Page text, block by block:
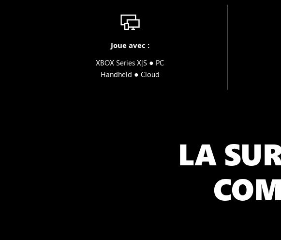
Joue avec :
XBOX Series X|S ● PC
Handheld ● Cloud
LA